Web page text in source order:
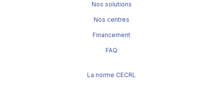
Nos solutions
Nos centres
Financement
FAQ
La norme CECRL